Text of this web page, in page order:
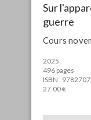
Sur
guerre
Cours
2025
496 pages
ISBN :
27.00 €